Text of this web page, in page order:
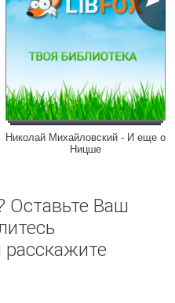
Николай Михайловский - И еще о
Ницше
Оставьте Ваш